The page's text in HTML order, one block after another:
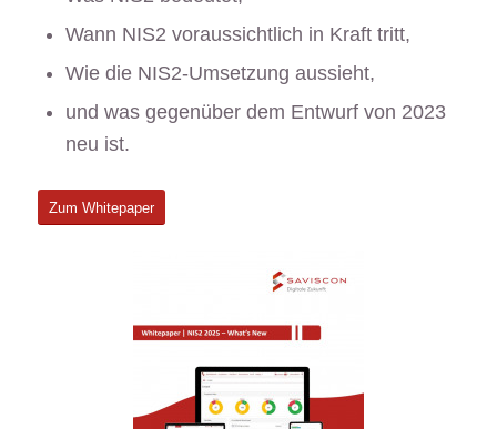
Wann NIS2 voraussichtlich in Kraft tritt,
Wie die NIS2-Umsetzung aussieht,
und was gegenüber dem Entwurf von 2023
neu ist.
Zum Whitepaper